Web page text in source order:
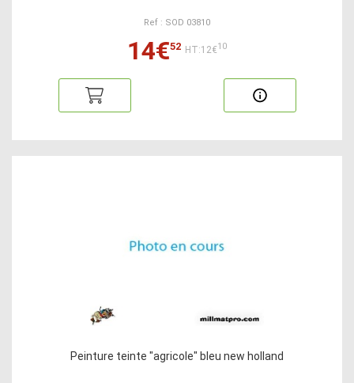
Ref : SOD 03810
14€52 HT:12€10
Peinture teinte "agricole" bleu new holland